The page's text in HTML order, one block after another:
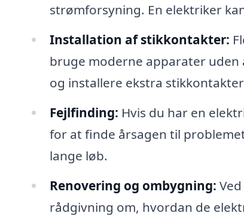
strømforsyning. En elektriker
Installation af stikkontakter:
bruge moderne apparater
og installere ekstra
Fejlfinding: Hvis du har en
for at finde årsagen til
lange løb.
Renovering og ombygning:
rådgivning om, hvordan de